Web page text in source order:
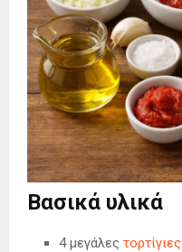
Βασικά υλικά
4 μεγάλες τορτίγιες